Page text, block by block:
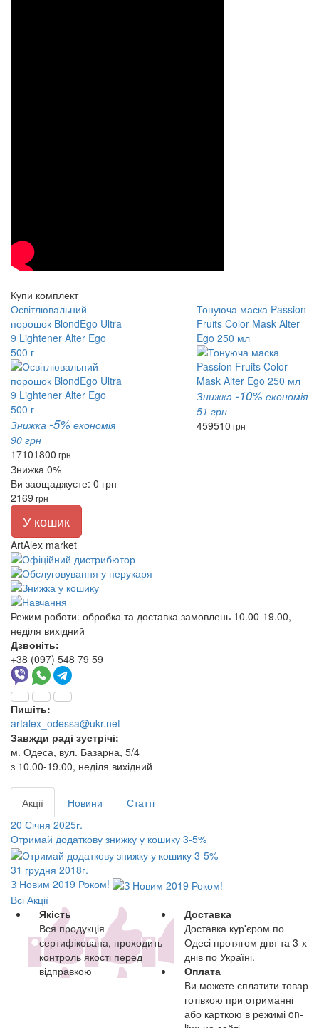
Купи комплект
Освітлювальний
порошок BlondEgo Ultra
9 Lightener Alter Ego
500 г
Знижка -5% економія
90 грн
17101800 грн
Тонуюча маска Passion
Fruits Color Mask Alter
Ego 250 мл
Знижка-10% економія
51 грн
459510 грн
Знижка 0%
Ви заощаджуєте: 0 грн
2169 грн
У кошик
ArtAlex market
Режим роботи: обробка та доставка замовлень 10.00-19.00,
неділя вихідний
Дзвоніть:
+38 (097) 548 79 59
Пишіть:
artalex_odessa@ukr.net
Завжди раді зустрічі:
м. Одеса, вул. Базарна, 5/4
з 10.00-19.00, неділя вихідний
Акції Новини
Статті
20 Січня 2025г.
Отримай додаткову знижку у кошику 3-5%
31 грудня 2018г.
З Новим 2019 Роком!
Всі Акції
Якість
Вся продукція
сертифікована, проходить
контроль якості перед
відправкою
Доставка
Доставка кур'єром по
Одесі протягом дня та 3-х
днів по Україні.
Оплата
Ви можете сплатити товар
готівкою при отриманні
або карткою в режимі on-